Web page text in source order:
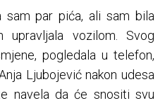
sam par pića, ali sam bila
upravljala vozilom. Svog
pogledala u telefon,
Ljubojević nakon udesa
navela da će snositi svu